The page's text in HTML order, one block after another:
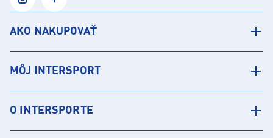
AKO NAKUPOVAŤ
MÔJ INTERSPORT
O INTERSPORTE